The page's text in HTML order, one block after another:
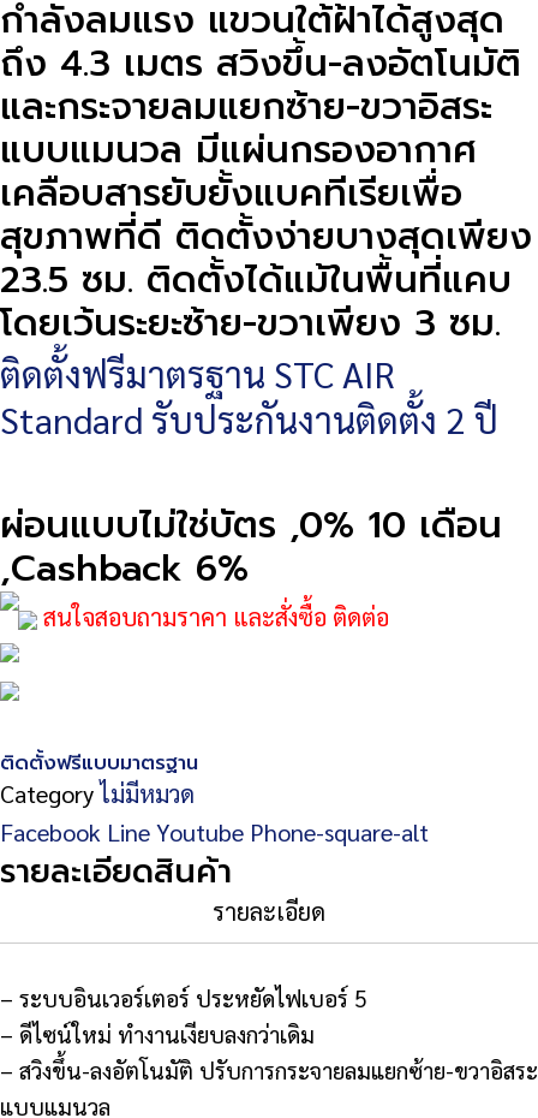
กำลังลมแรง แขวนใต้ฝ้าได้สูงสุด
ถึง 4.3 เมตร สวิงขึ้น-ลงอัตโนมัติ
และกระจายลมแยกซ้าย-ขวาอิสระ
แบบแมนวล มีแผ่นกรองอากาศ
เคลือบสารยับยั้งแบคทีเรียเพื่อ
สุขภาพที่ดี ติดตั้งง่ายบางสุดเพียง
23.5 ซม. ติดตั้งได้แม้ในพื้นที่แคบ
โดยเว้นระยะซ้าย-ขวาเพียง 3 ซม.
ติดตั้งฟรีมาตรฐาน STC AIR
Standard รับประกันงานติดตั้ง 2 ปี
ผ่อนแบบไม่ใช่บัตร ,0% 10 เดือน
,Cashback 6%
สนใจสอบถามราคา และสั่งซื้อ ติดต่อ
ติดตั้งฟรีแบบมาตรฐาน
Categoryไม่มีหมวด
Facebook LineYoutube Phone-square-alt
รายละเอียดสินค้า
รายละเอียด
– ระบบอินเวอร์เตอร์ ประหยัดไฟเบอร์ 5
– ดีไซน์ใหม่ ทำงานเงียบลงกว่าเดิม
– สวิงขึ้น-ลงอัตโนมัติ ปรับการกระจายลมแยกซ้าย-ขวาอิสระ
แบบแมนวล